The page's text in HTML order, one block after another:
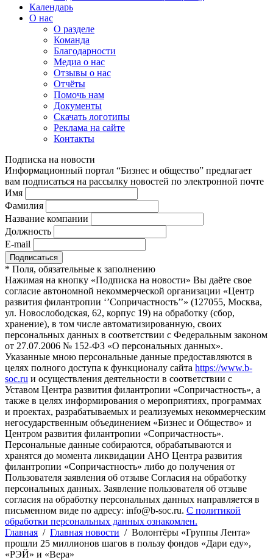
Календарь
О нас
О разделе
Команда
Благодарности
Медиа о нас
Отзывы о нас
Отчёты
Помочь нам
Документы
Скачать логотипы
Реклама на сайте
Контакты
Подписка на новости
Информационный портал “Бизнес и общество” предлагает
вам подписаться на рассылку новостей по электронной почте
Имя
Фамилия
Название компании
Должность
E-mail
* Поля, обязательные к заполнению
Нажимая на кнопку «Подписка на новости» Вы даёте свое
согласие автономной некоммерческой организации «Центр
развития филантропии ‘’Сопричастность’’» (127055, Москва,
ул. Новослободская, 62, корпус 19) на обработку (сбор,
хранение), в том числе автоматизированную, своих
персональных данных в соответствии с Федеральным законом
от 27.07.2006 № 152-ФЗ «О персональных данных».
Указанные мною персональные данные предоставляются в
целях полного доступа к функционалу сайта https://www.b-
soc.ru и осуществления деятельности в соответствии с
Уставом Центра развития филантропии «Сопричастность», а
также в целях информирования о мероприятиях, программах
и проектах, разрабатываемых и реализуемых некоммерческим
негосударственным объединением «Бизнес и Общество» и
Центром развития филантропии «Сопричастность».
Персональные данные собираются, обрабатываются и
хранятся до момента ликвидации АНО Центра развития
филантропии «Сопричастность» либо до получения от
Пользователя заявления об отзыве Согласия на обработку
персональных данных. Заявление пользователя об отзыве
согласия на обработку персональных данных направляется в
письменном виде по адресу: info@b-soc.ru. С политикой
обработки персональных данных ознакомлен.
Главная / Главная новости / Волонтёры «Группы Лента»
прошли 25 миллионов шагов в пользу фондов «Дари еду»,
«РЭЙ» и «Вера»